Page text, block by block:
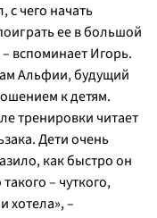
с чего начать
ее в большой
– вспоминает Игорь.
Альфии, будущий
к детям.
тренировки читает
Дети очень
как быстро он
– чуткого,
хотела», –